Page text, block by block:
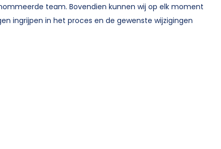
team. Bovendien kunnen wij op elk moment
ingrijpen in het proces en de gewenste wijzigingen